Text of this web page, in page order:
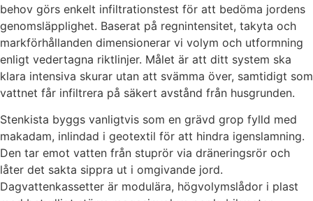
behov görs enkelt infiltrationstest för att bedöma jordens
genomsläpplighet. Baserat på regnintensitet, takyta och
markförhållanden dimensionerar vi volym och utformning
enligt vedertagna riktlinjer. Målet är att ditt system ska
klara intensiva skurar utan att svämma över, samtidigt som
vattnet får infiltrera på säkert avstånd från husgrunden.
Stenkista byggs vanligtvis som en grävd grop fylld med
makadam, inlindad i geotextil för att hindra igenslamning.
Den tar emot vatten från stuprör via dräneringsrör och
låter det sakta sippra ut i omgivande jord.
Dagvattenkassetter är modulära, högvolymslådor i plast